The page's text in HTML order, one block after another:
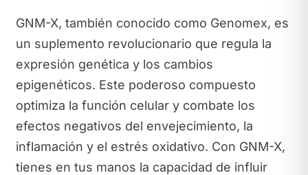
GNM-X, también conocido como Genomex, es
un suplemento revolucionario que regula la
expresión genética y los cambios
epigenéticos. Este poderoso compuesto
optimiza la función celular y combate los
efectos negativos del envejecimiento, la
inflamación y el estrés oxidativo. Con GNM-X,
tienes en tus manos la capacidad de influir